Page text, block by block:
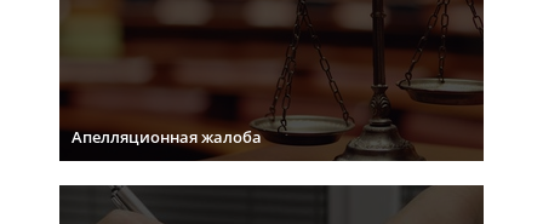
Апелляционная жалоба